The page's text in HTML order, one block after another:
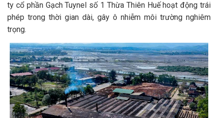
ty cổ phần Gạch Tuynel số 1 Thừa Thiên Huế hoạt động trái
phép trong thời gian dài, gây ô nhiễm môi trường nghiêm
trọng.